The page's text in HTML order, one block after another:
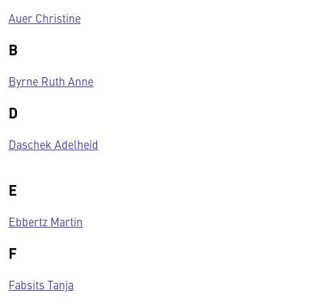
Auer Christine
B
Byrne Ruth Anne
D
Daschek Adelheid
E
Ebbertz Martin
F
Fabsits Tanja